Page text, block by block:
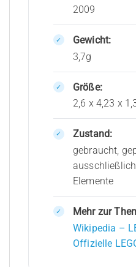
2009
Gewicht:
3,7g
Größe:
2,6 x 4,23 x
Zustand:
gebraucht,
Elemente
Mehr zur
Wikipedia –
Offizielle